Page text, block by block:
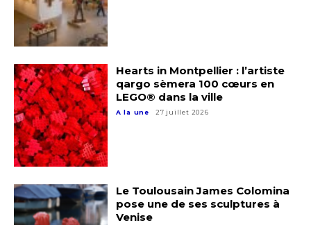
Adresse email*
Nom
Hearts in Montpellier : l’artiste
qargo sèmera 100 cœurs en
LEGO® dans la ville
A la une 27 juillet 2026
Le Toulousain James Colomina
pose une de ses sculptures à
Venise